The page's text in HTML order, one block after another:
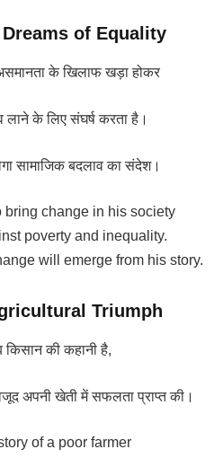
Dreams of Equality
के खिलाफ खड़ा होकर
के लिए संघर्ष करता है।
सामाजिक बदलाव का संदेश।
bring change in his society
poverty and inequality.
will emerge from his story.
Triumph
किसान की कहानी है,
अपनी खेती में सफलता प्राप्त की।
of a poor farmer